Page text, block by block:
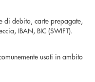
di debito, carte prepagate,
IBAN, BIC (SWIFT).
usati in ambito